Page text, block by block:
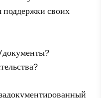
поддержки своих
документы?